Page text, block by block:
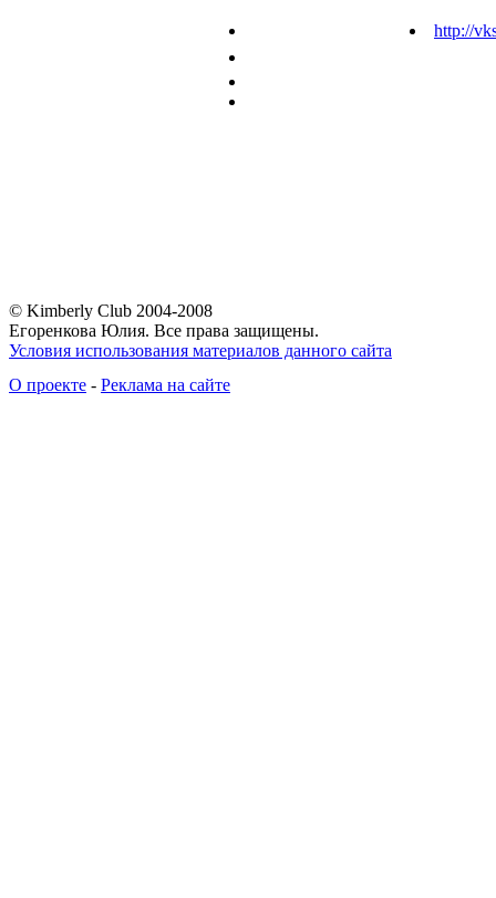
http://
© Kimberly Club 2004-2008
Егоренкова Юлия. Все права защищены.
Условия использования материалов данного сайта
О проекте - Реклама на сайте